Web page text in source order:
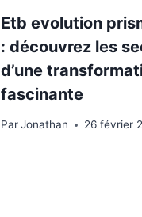
Etb evolution
: découvrez les
d’une
fascinante
ParJonathan 26 février